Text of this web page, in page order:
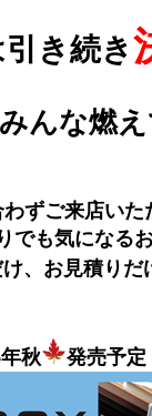
引き続き
んな燃
ずご来店いた
でも気になる
、お見積りだ
秋 発売予定